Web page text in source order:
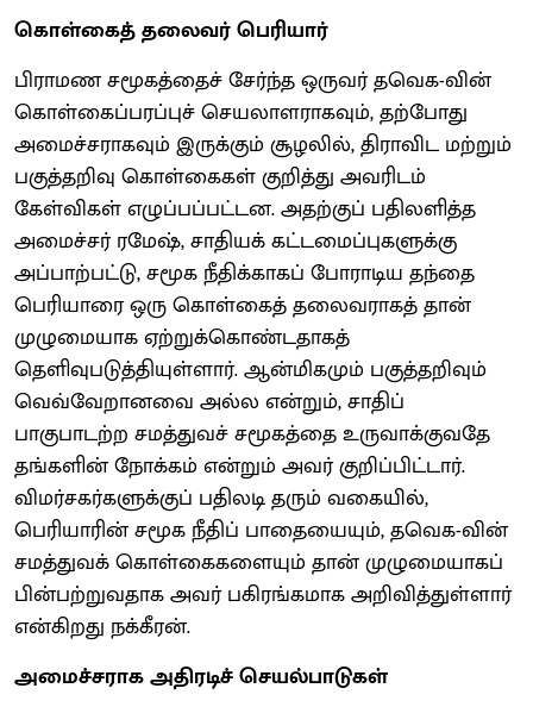
கொள்கைத் தலைவர் பெரியார்
பிராமண சமூகத்தைச் சேர்ந்த ஒருவர் தவெக-வின்
கொள்கைப்பரப்புச் செயலாளராகவும், தற்போது
அமைச்சராகவும் இருக்கும் சூழலில், திராவிட மற்றும்
பகுத்தறிவு கொள்கைகள் குறித்து அவரிடம்
கேள்விகள் எழுப்பப்பட்டன. அதற்குப் பதிலளித்த
அமைச்சர் ரமேஷ், சாதியக் கட்டமைப்புகளுக்கு
அப்பாற்பட்டு, சமூக நீதிக்காகப் போராடிய தந்தை
பெரியாரை ஒரு கொள்கைத் தலைவராகத் தான்
முழுமையாக ஏற்றுக்கொண்டதாகத்
தெளிவுபடுத்தியுள்ளார். ஆன்மிகமும் பகுத்தறிவும்
வெவ்வேறானவை அல்ல என்றும், சாதிப்
பாகுபாடற்ற சமத்துவச் சமூகத்தை உருவாக்குவதே
தங்களின் நோக்கம் என்றும் அவர் குறிப்பிட்டார்.
விமர்சகர்களுக்குப் பதிலடி தரும் வகையில்,
பெரியாரின் சமூக நீதிப் பாதையையும், தவெக-வின்
சமத்துவக் கொள்கைகளையும் தான் முழுமையாகப்
பின்பற்றுவதாக அவர் பகிரங்கமாக அறிவித்துள்ளார்
என்கிறது நக்கீரன்.
அமைச்சராக அதிரடிச் செயல்பாடுகள்